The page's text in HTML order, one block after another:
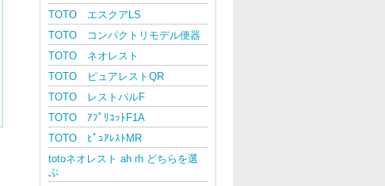
TOTO エスクアLS
TOTO コンパクトリモデル便器
TOTO ネオレスト
TOTO ピュアレストQR
TOTO レストパルF
TOTO ｱﾌﾟﾘｺｯﾄF1A
TOTO ﾋﾟｭｱﾚｽﾄMR
totoネオレスト ah rh どちらを選
ぶ